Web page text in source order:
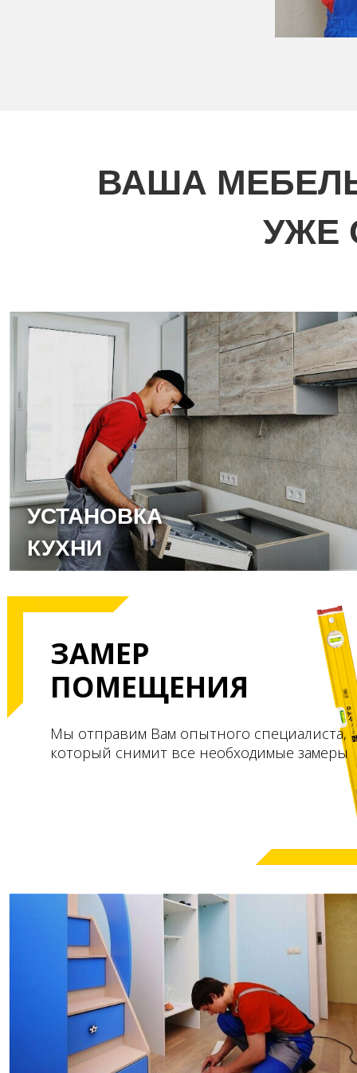
УСТАНОВКА
КУХНИ
Мы отправим Вам опытного специалиста,
который снимит все необходимые замеры
ВАША
УЖЕ
ЗАМЕР
ПОМЕЩЕНИЯ